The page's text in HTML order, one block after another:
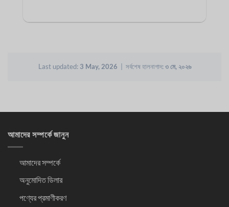
Last updated: 3 May, 2026 | সর্বশেষ হালনাগাদ: ৩ মে, ২০২৬
আমাদের সম্পর্কে জানুন
আমাদের সম্পর্কে
অনুমোদিত ডিলার
পণ্যের প্রমাণীকরণ